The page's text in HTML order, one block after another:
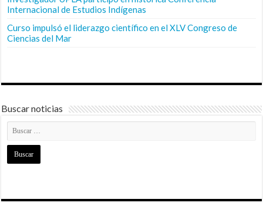
Internacional de Estudios Indígenas
Curso impulsó el liderazgo científico en el XLV Congreso de
Ciencias del Mar
Buscar noticias